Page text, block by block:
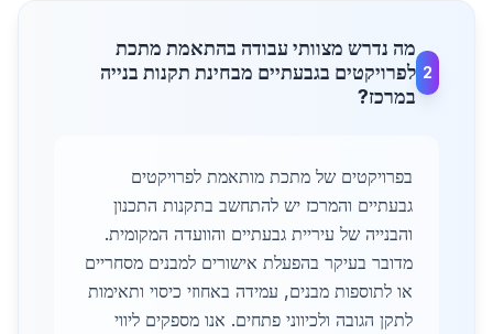
2
מה נדרש מצוותי עבודה בהתאמת מתכת
לפרויקטים בגבעתיים מבחינת תקנות בנייה
במרכז?
בפרויקטים של מתכת מותאמת לפרויקטים
גבעתיים והמרכז יש להתחשב בתקנות התכנון
והבנייה של עיריית גבעתיים והוועדה המקומית.
מדובר בעיקר בהפעלת אישורים למבנים מסחריים
או לתוספות מבנים, עמידה באחוזי כיסוי ותאימות
לתקן הגובה ולכיווני פתחים. אנו מספקים ליווי